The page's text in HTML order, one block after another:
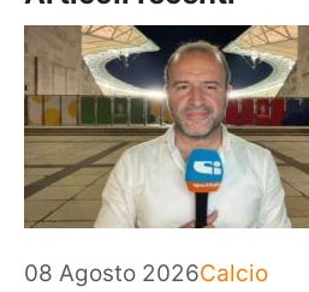
08 Agosto 2026Categorie
Calcio